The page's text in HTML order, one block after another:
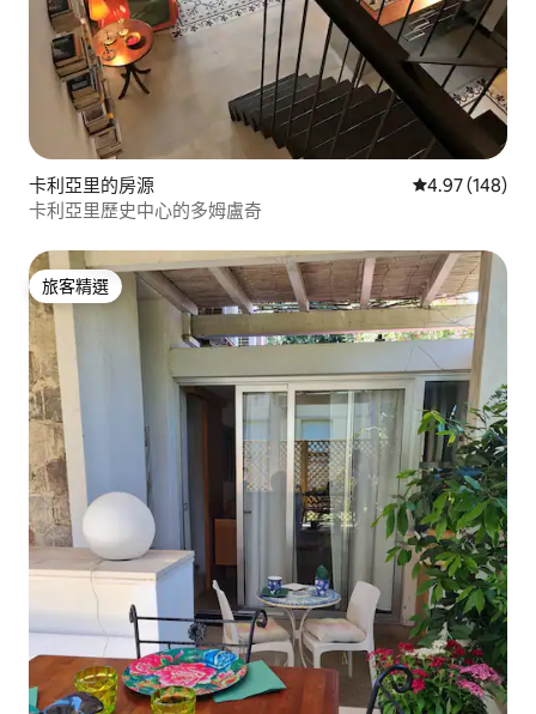
卡利亞里的房源 從 148 則評價
4.97 (148)
卡利亞里歷史中心的多姆盧奇
旅客精選
旅客精選